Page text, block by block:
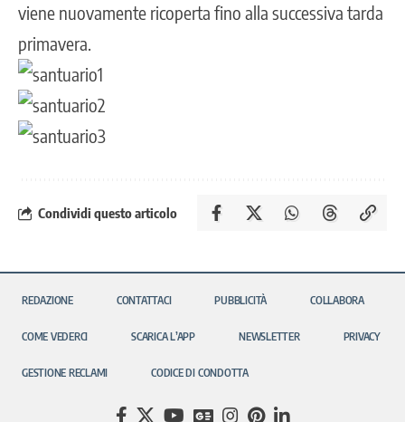
viene nuovamente ricoperta fino alla successiva tarda
primavera.
Condividi questo articolo
REDAZIONE CONTATTACI PUBBLICITÀ COLLABORA
COME VEDERCI SCARICA L’APP NEWSLETTER PRIVACY
GESTIONE RECLAMI CODICE DI CONDOTTA